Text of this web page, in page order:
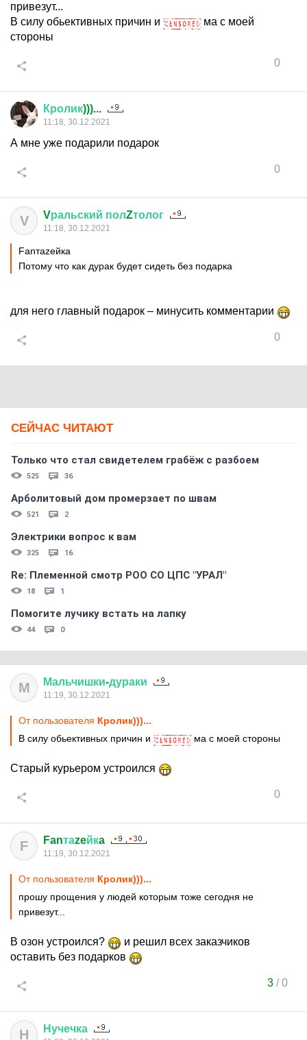
привезут...
В силу обьективных причин и
ма с моей
стороны
0
Кролик)))...
11:18, 30.12.2021
А мне уже подарили подарок
0
V Vральский полZтолог
11:18, 30.12.2021
Fanтаzeйкa
Потому что как дурак будет сидеть без подарка
для него главный подарок – минусить комментарии
0
СЕЙЧАС ЧИТАЮТ
Только что стал свидетелем грабёж с разбоем
525 36
Арболитовый дом промерзает по швам
521 2
Электрики вопрос к вам
325 16
Re: Племеннoй смoтр РOO CO ЦПС "УРАЛ"
18 1
Помогите лучику встать на лапку
44 0
М Мальчишки-дураки
11:19, 30.12.2021
От пользователя Кролик)))...
В силу обьективных причин и
ма с моей стороны
Старый курьером устроился
0
F Fanтаzeйкa
11:19, 30.12.2021
От пользователя Кролик)))...
прошу прощения у людей которым тоже сегодня не
привезут...
В озон устроился?
и решил всех заказчиков
оставить без подарков
3/0
Н Нучечка